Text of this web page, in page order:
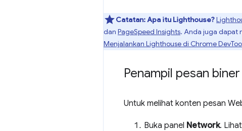
Catatan:Apa itu Lighthouse?
dan PageSpeed Insights. Anda juga dapat
Menjalankan Lighthouse di Chrome
Penampil pesan
Untuk melihat konten pesan
Buka panel Network. Lihat